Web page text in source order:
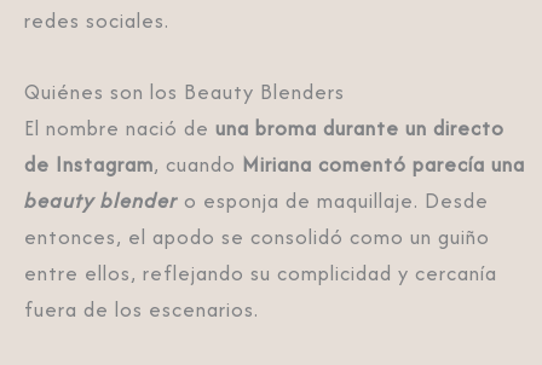
redes sociales.
Quiénes son los Beauty Blenders
El nombre nació de una broma durante un directo
de Instagram, cuando Miriana comentó parecía una
beauty blender o esponja de maquillaje. Desde
entonces, el apodo se consolidó como un guiño
entre ellos, reflejando su complicidad y cercanía
fuera de los escenarios.